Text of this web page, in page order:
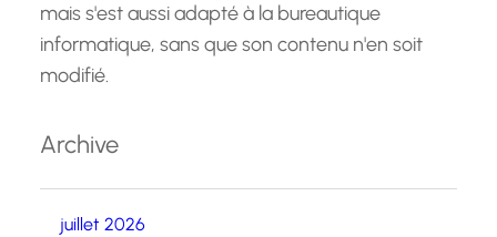
mais s'est aussi adapté à la bureautique
informatique, sans que son contenu n'en soit
modifié.
Archive
juillet 2026